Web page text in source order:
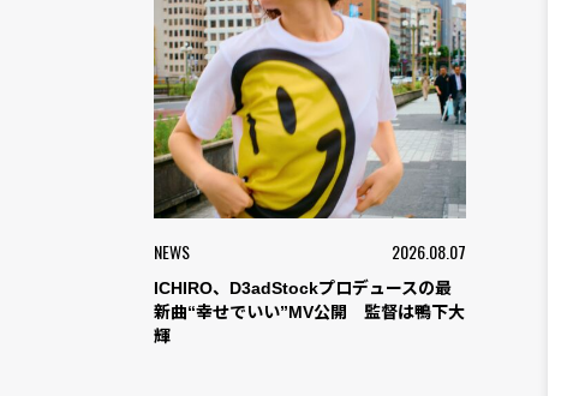
NEWS 2026.08.07
ICHIRO、D3adStockプロデュースの最
新曲“幸せでいい”MV公開 監督は鴨下大
輝